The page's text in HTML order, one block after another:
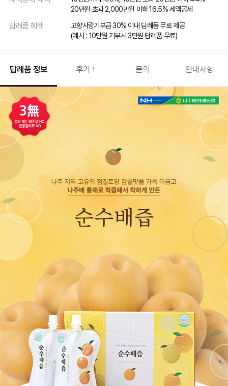
20만원 초과 2,000만원 이하 16.5% 세액공제
답례품 혜택
고향사랑기부금 30% 이내 답례품 무료 제공
(예시 : 10만원 기부시 3만원 답례품 무료)
답례품 정보 후기 1 문의 안내사항